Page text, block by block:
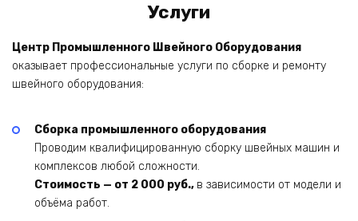
Услуги
Центр Промышленного Швейного Оборудования
оказывает профессиональные услуги по сборке и ремонту
швейного оборудования:
Сборка промышленного оборудования
Проводим квалифицированную сборку швейных машин и
комплексов любой сложности.
Стоимость — от 2 000 руб., в зависимости от модели и
объёма работ.